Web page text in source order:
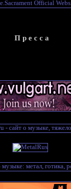
П р е с с а